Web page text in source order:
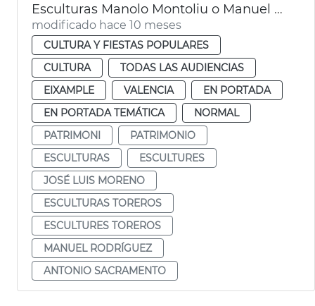
Esculturas Manolo Montoliu o Manuel Granero València
modificado hace 10 meses
CULTURA Y FIESTAS POPULARES
CULTURA
TODAS LAS AUDIENCIAS
EIXAMPLE
VALENCIA
EN PORTADA
EN PORTADA TEMÁTICA
NORMAL
PATRIMONI
PATRIMONIO
ESCULTURAS
ESCULTURES
JOSÉ LUIS MORENO
ESCULTURAS TOREROS
ESCULTURES TOREROS
MANUEL RODRÍGUEZ
ANTONIO SACRAMENTO